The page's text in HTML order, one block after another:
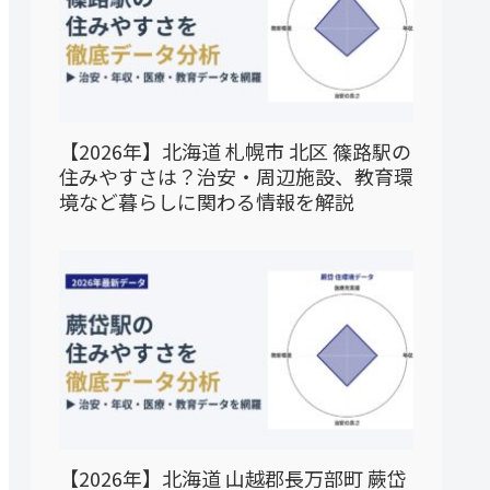
【2026年】北海道 札幌市 北区 篠路駅の
住みやすさは？治安・周辺施設、教育環
境など暮らしに関わる情報を解説
【2026年】北海道 山越郡長万部町 蕨岱